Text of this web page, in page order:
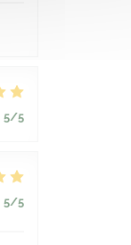
5/5
5/5